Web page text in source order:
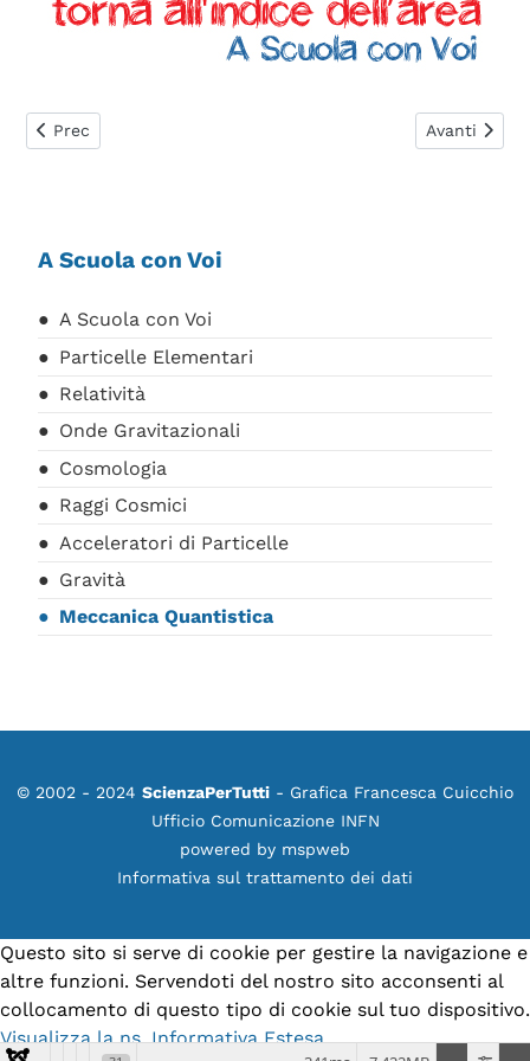
Articolo precedente: Onde Gravitazionali AScV
Prec Articolo
Avanti
A Scuola con Voi
A Scuola con Voi
Particelle Elementari
Relatività
Onde Gravitazionali
Cosmologia
Raggi Cosmici
Acceleratori di Particelle
Gravità
Meccanica Quantistica
© 2002 - 2024 ScienzaPerTutti - Grafica Francesca Cuicchio
Ufficio Comunicazione INFN
powered by mspweb
Informativa sul trattamento dei dati
Questo sito si serve di cookie per gestire la navigazione e
altre funzioni. Servendoti del nostro sito acconsenti al
collocamento di questo tipo di cookie sul tuo dispositivo.
Visualizza la ns. Informativa Estesa.